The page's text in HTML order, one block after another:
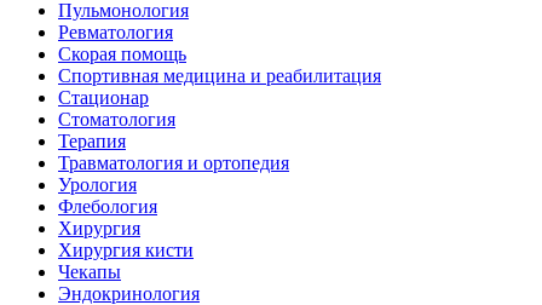
Пульмонология
Ревматология
Скорая помощь
Спортивная медицина и реабилитация
Стационар
Стоматология
Терапия
Травматология и ортопедия
Урология
Флебология
Хирургия
Хирургия кисти
Чекапы
Эндокринология